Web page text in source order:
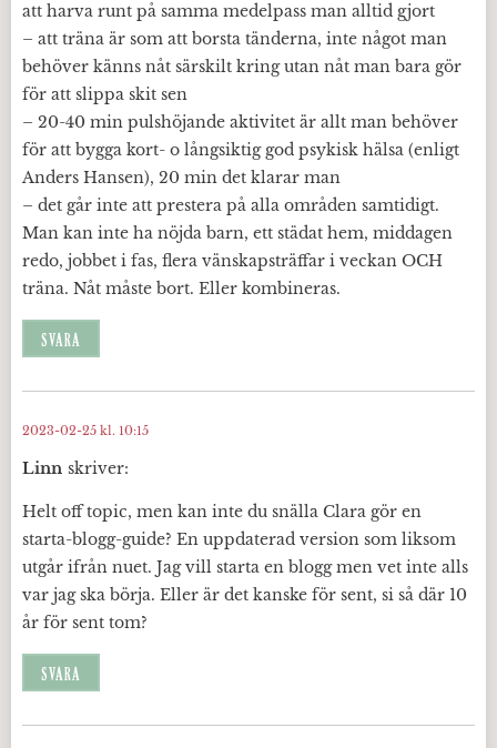
att harva runt på samma medelpass man alltid gjort
– att träna är som att borsta tänderna, inte något man
behöver känns nåt särskilt kring utan nåt man bara gör
för att slippa skit sen
– 20-40 min pulshöjande aktivitet är allt man behöver
för att bygga kort- o långsiktig god psykisk hälsa (enligt
Anders Hansen), 20 min det klarar man
– det går inte att prestera på alla områden samtidigt.
Man kan inte ha nöjda barn, ett städat hem, middagen
redo, jobbet i fas, flera vänskapsträffar i veckan OCH
träna. Nåt måste bort. Eller kombineras.
SVARA
Linn skriver:
2023-02-25 kl. 10:15
Helt off topic, men kan inte du snälla Clara gör en
starta-blogg-guide? En uppdaterad version som liksom
utgår ifrån nuet. Jag vill starta en blogg men vet inte alls
var jag ska börja. Eller är det kanske för sent, si så där 10
år för sent tom?
SVARA